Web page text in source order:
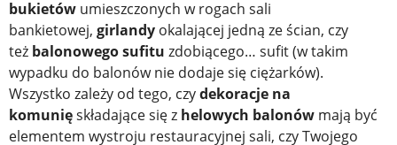
bukietów umieszczonych w rogach sali
bankietowej, girlandy okalającej jedną ze ścian, czy
też balonowego sufitu zdobiącego… sufit (w takim
wypadku do balonów nie dodaje się ciężarków).
Wszystko zależy od tego, czydekoracje na
komunięskładające się z helowych balonów mają być
elementem wystroju restauracyjnej sali, czy Twojego